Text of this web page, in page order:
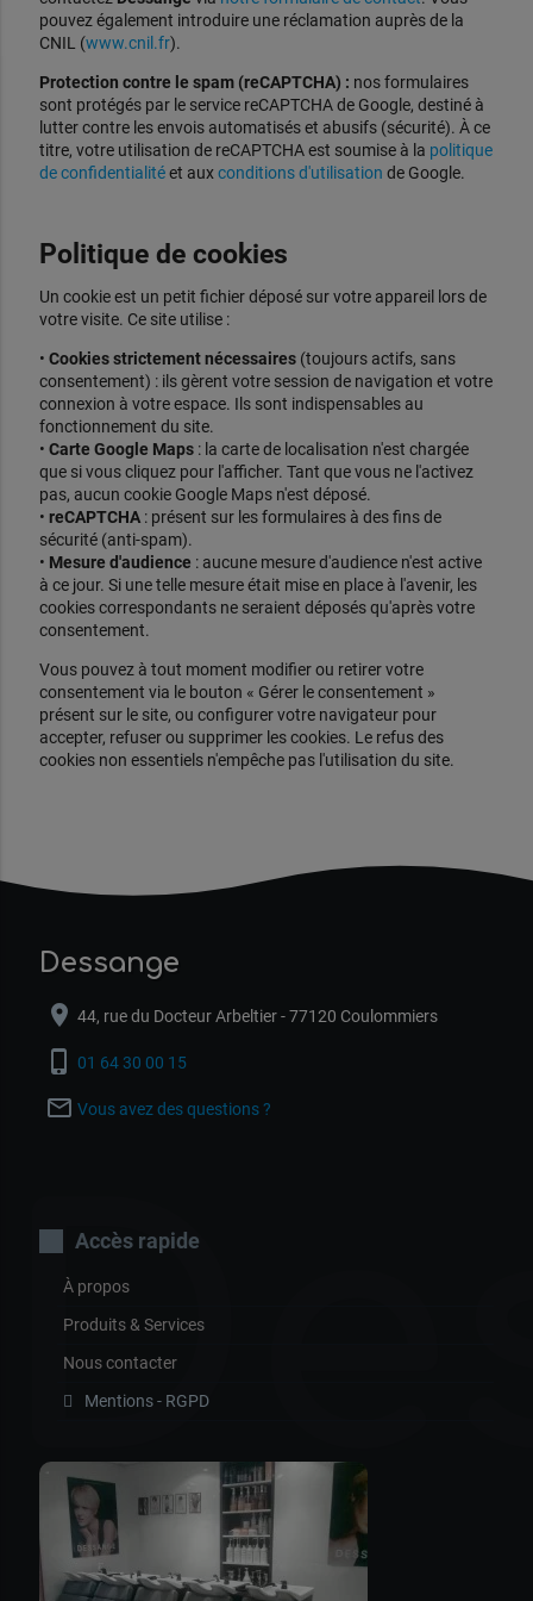
pouvez également introduire une réclamation auprès de la
CNIL (www.cnil.fr).
Protection contre le spam (reCAPTCHA) : nos formulaires
sont protégés par le service reCAPTCHA de Google, destiné à
lutter contre les envois automatisés et abusifs (sécurité). À ce
titre, votre utilisation de reCAPTCHA est soumise à la politique
de confidentialitéet auxconditions d'utilisation de Google.
Politique de cookies
Un cookie est un petit fichier déposé sur votre appareil lors de
votre visite. Ce site utilise :
• Cookies strictement nécessaires(toujours actifs, sans
consentement) : ils gèrent votre session de navigation et votre
connexion à votre espace. Ils sont indispensables au
fonctionnement du site.
• Carte Google Maps: la carte de localisation n'est chargée
que si vous cliquez pour l'afficher. Tant que vous ne l'activez
pas, aucun cookie Google Maps n'est déposé.
• reCAPTCHA: présent sur les formulaires à des fins de
sécurité (anti-spam).
• Mesure d'audience : aucune mesure d'audience n'est active
à ce jour. Si une telle mesure était mise en place à l'avenir, les
cookies correspondants ne seraient déposés qu'après votre
consentement.
Vous pouvez à tout moment modifier ou retirer votre
consentement via le bouton « Gérer le consentement »
présent sur le site, ou configurer votre navigateur pour
accepter, refuser ou supprimer les cookies. Le refus des
cookies non essentiels n'empêche pas l'utilisation du site.
Dessange
location_on 44, rue du Docteur Arbeltier - 77120 Coulommiers
phone_iphone 01 64 30 00 15
mail_outline Vous avez des questions ?
Accès rapide
À propos
Produits & Services
Nous contacter
Mentions - RGPD